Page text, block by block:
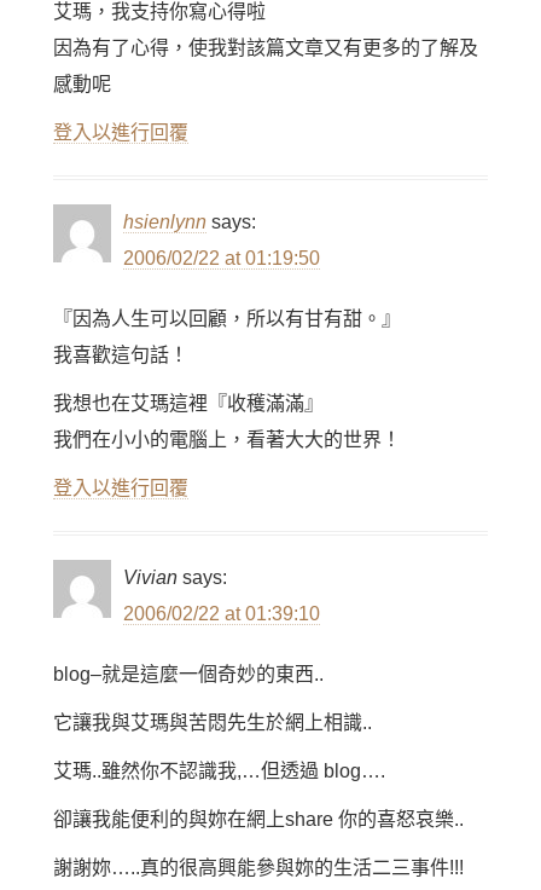
艾瑪，我支持你寫心得啦
因為有了心得，使我對該篇文章又有更多的了解及
感動呢
登入以進行回覆
hsienlynn says:
2006/02/22 at 01:19:50
『因為人生可以回顧，所以有甘有甜。』
我喜歡這句話！
我想也在艾瑪這裡『收穫滿滿』
我們在小小的電腦上，看著大大的世界！
登入以進行回覆
Vivian says:
2006/02/22 at 01:39:10
blog–就是這麼一個奇妙的東西..
它讓我與艾瑪與苦悶先生於網上相識..
艾瑪..雖然你不認識我,…但透過 blog….
卻讓我能便利的與妳在網上share 你的喜怒哀樂..
謝謝妳…..真的很高興能參與妳的生活二三事件!!!